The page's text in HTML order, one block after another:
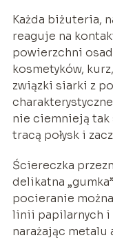
Każda biżuteria,
reaguje na
powierzchni
kosmetyków,
związki siarki z
charakterystyczne
nie ciemnieją tak
tracą połysk i
Ściereczka
delikatna
pocieranie
linii papilarnych i
narażając metalu